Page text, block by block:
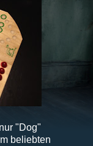
"Dog"
beliebten